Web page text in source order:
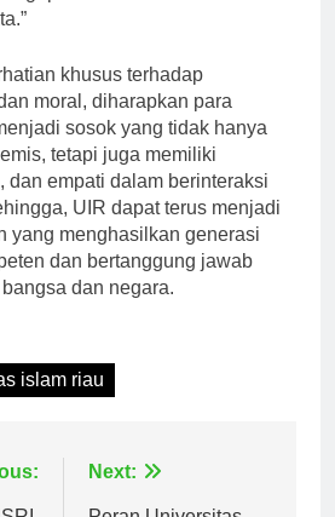
nilai-nilai Islam
khusus terhadap
moral, diharapkan para
sosok yang tidak hanya
tetapi juga memiliki
dan empati dalam berinteraksi
UIR dapat terus menjadi
yang menghasilkan generasi
dan bertanggung jawab
dan negara.
islam riau